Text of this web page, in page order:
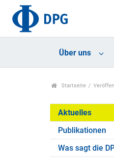
Über uns
Startseite
Aktuelles
Publikationen
Was sagt die